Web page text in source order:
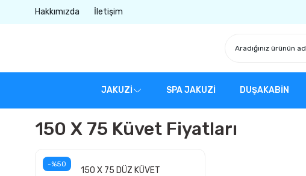
Hakkımızda İletişim
JAKUZİ SPA JAKUZİ DUŞAKABİN
150 X 75 Küvet Fiyatları
-%50
150 X 75 DÜZ KÜVET